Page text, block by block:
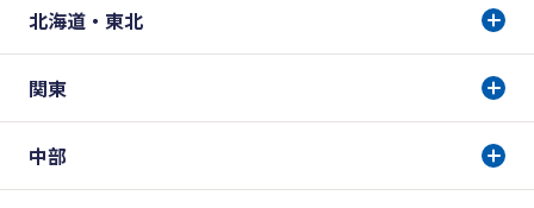
北海道・東北
関東
中部